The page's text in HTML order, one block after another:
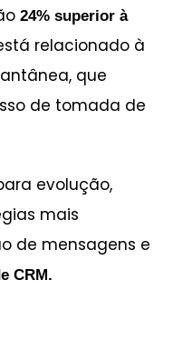
24% superior à
relacionado à
que
de tomada de
evolução,
mais
de mensagens e
CRM.